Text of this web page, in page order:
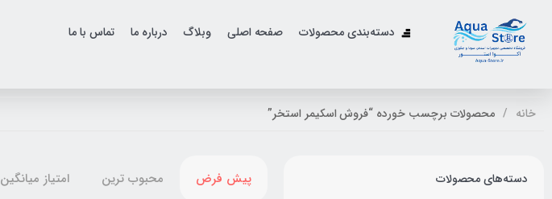
دسته‌بندی محصولات صفحه اصلی وبلاگ درباره ما تماس با ما
خانه محصولات برچسب خورده “فروش اسکیمر استخر”
دسته‌های محصولات پیش فرض محبوب ترین امتیاز میانگین